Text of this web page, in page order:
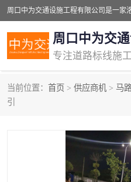
周口中为交
当前位置： 首页 > 供应商机 > 马
引
道路标线划线